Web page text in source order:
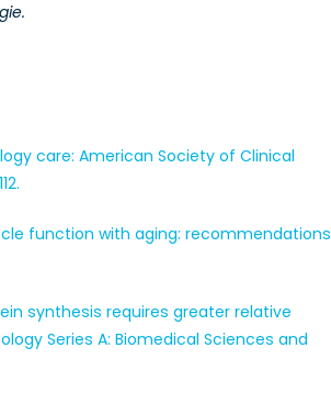
care: American Society of Clinical
function with aging: recommendations
synthesis requires greater relative
Series A: Biomedical Sciences and